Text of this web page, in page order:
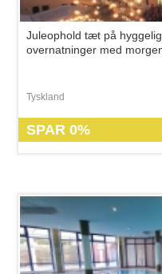
Juleophold tæt på
overnatninger med
Tyskland
SPAR 0%